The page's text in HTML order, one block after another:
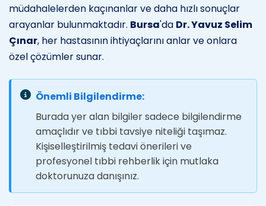
müdahalelerden kaçınanlar ve daha hızlı sonuçlar
arayanlar bulunmaktadır. Bursa'da Dr. Yavuz Selim
Çınar, her hastasının ihtiyaçlarını anlar ve onlara
özel çözümler sunar.
Önemli Bilgilendirme:
Burada yer alan bilgiler sadece bilgilendirme
amaçlıdır ve tıbbi tavsiye niteliği taşımaz.
Kişiselleştirilmiş tedavi önerileri ve
profesyonel tıbbi rehberlik için mutlaka
doktorunuza danışınız.